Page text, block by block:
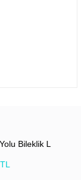
Bileklik L